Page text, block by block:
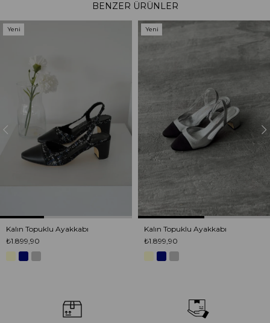
BENZER ÜRÜNLER
Kalın Topuklu Ayakkabı
₺1.899,90
Yeni
Kalın Topuklu Ayakkabı
₺1.899,90
Yeni